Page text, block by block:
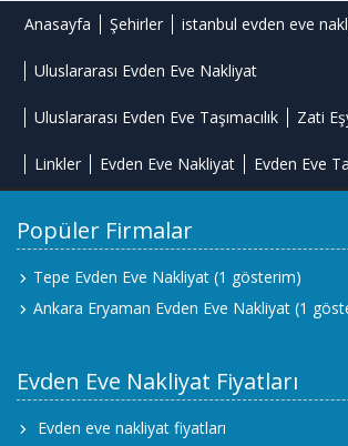
Anasayfa Şehirler istanbul evden eve
Uluslararası Evden Eve Nakliyat
Uluslararası Evden Eve Taşımacılık Zati
Linkler Evden Eve Nakliyat Evden Eve
Popüler Firmalar
Tepe Evden Eve Nakliyat (1 gösterim)
Ankara Eryaman Evden Eve Nakliyat (1
Evden Eve Nakliyat Fiyatları
Evden eve nakliyat fiyatları